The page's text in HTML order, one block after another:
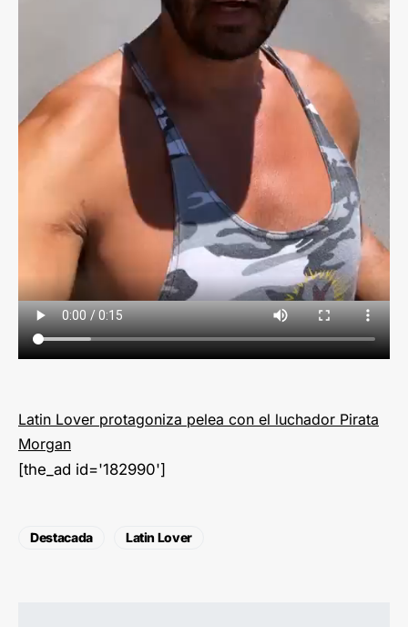
Latin Lover protagoniza pelea con el luchador Pirata
Morgan
[the_ad id='182990']
Destacada Latin Lover